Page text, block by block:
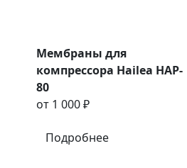
Мембраны для
компрессора Hailea HAP-
80
от 1 000 ₽
Подробнее